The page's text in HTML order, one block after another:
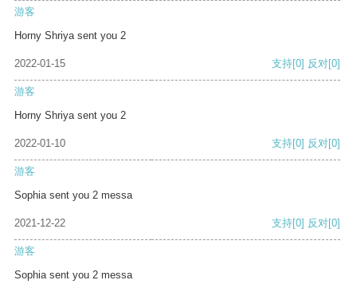
游客
Horny Shriya sent you 2
2022-01-15 支持[0] 反对[0]
游客
Horny Shriya sent you 2
2022-01-10 支持[0] 反对[0]
游客
Sophia sent you 2 messa
2021-12-22 支持[0] 反对[0]
游客
Sophia sent you 2 messa